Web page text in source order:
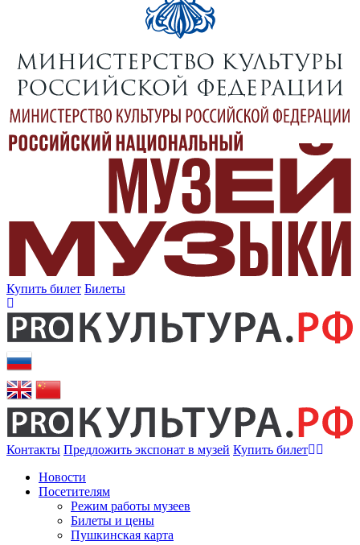
Купить билет Билеты
Контакты Предложить экспонат в музей Купить билет
Новости
Посетителям
Режим работы музеев
Билеты и цены
Пушкинская карта